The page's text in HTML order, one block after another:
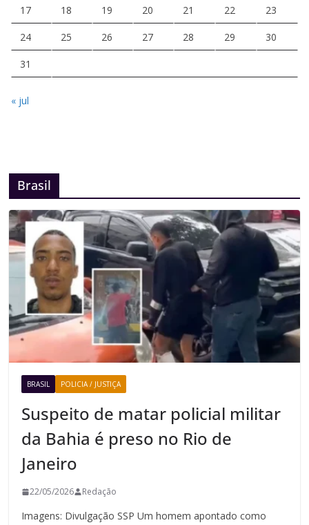
17 18 19 20 21 22 23
24 25 26 27 28 29 30
31
« jul
Brasil
BRASIL POLICIA / JUSTIÇA
Suspeito de matar policial militar
da Bahia é preso no Rio de
Janeiro
22/05/2026 Redação
Imagens: Divulgação SSP Um homem apontado como